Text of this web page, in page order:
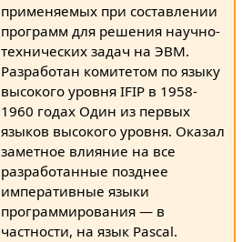
применяемых при составлении
программ для решения научно-
технических задач на ЭВМ.
Разработан комитетом по языку
высокого уровня IFIP в 1958-
1960 годах Один из первых
языков высокого уровня. Оказал
заметное влияние на все
разработанные позднее
императивные языки
программирования — в
частности, на язык Pascal.